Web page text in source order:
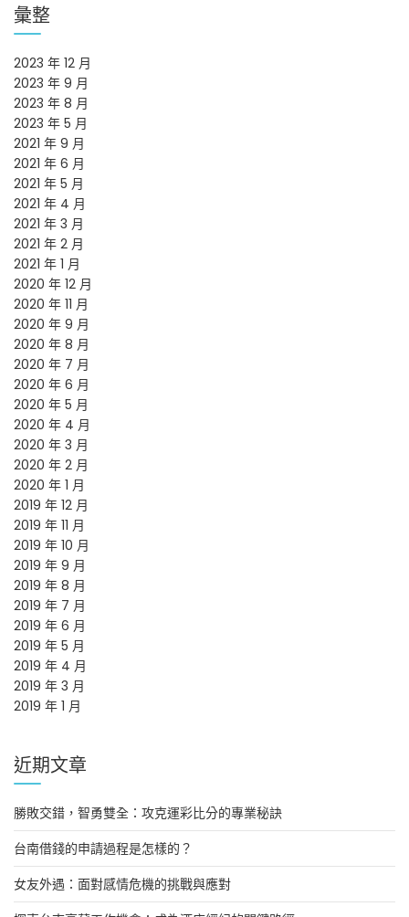
彙整
2023 年 12 月
2023 年 9 月
2023 年 8 月
2023 年 5 月
2021 年 9 月
2021 年 6 月
2021 年 5 月
2021 年 4 月
2021 年 3 月
2021 年 2 月
2021 年 1 月
2020 年 12 月
2020 年 11 月
2020 年 9 月
2020 年 8 月
2020 年 7 月
2020 年 6 月
2020 年 5 月
2020 年 4 月
2020 年 3 月
2020 年 2 月
2020 年 1 月
2019 年 12 月
2019 年 11 月
2019 年 10 月
2019 年 9 月
2019 年 8 月
2019 年 7 月
2019 年 6 月
2019 年 5 月
2019 年 4 月
2019 年 3 月
2019 年 1 月
近期文章
勝敗交錯，智勇雙全：攻克運彩比分的專業秘訣
台南借錢的申請過程是怎樣的？
女友外遇：面對感情危機的挑戰與應對